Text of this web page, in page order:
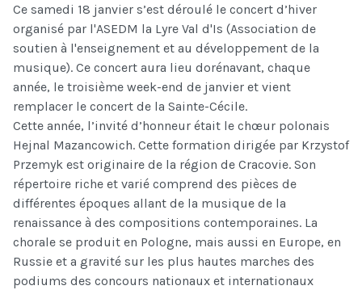
Ce samedi 18 janvier s’est déroulé le concert d’hiver
organisé par l'ASEDM la Lyre Val d'Is (Association de
soutien à l'enseignement et au développement de la
musique). Ce concert aura lieu dorénavant, chaque
année, le troisième week-end de janvier et vient
remplacer le concert de la Sainte-Cécile.
Cette année, l’invité d’honneur était le chœur polonais
Hejnal Mazancowich. Cette formation dirigée par Krzystof
Przemyk est originaire de la région de Cracovie. Son
répertoire riche et varié comprend des pièces de
différentes époques allant de la musique de la
renaissance à des compositions contemporaines. La
chorale se produit en Pologne, mais aussi en Europe, en
Russie et a gravité sur les plus hautes marches des
podiums des concours nationaux et internationaux